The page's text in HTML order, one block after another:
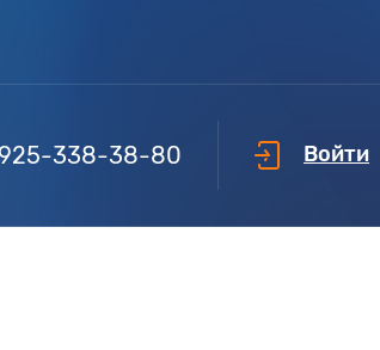
338-38-80 Войти